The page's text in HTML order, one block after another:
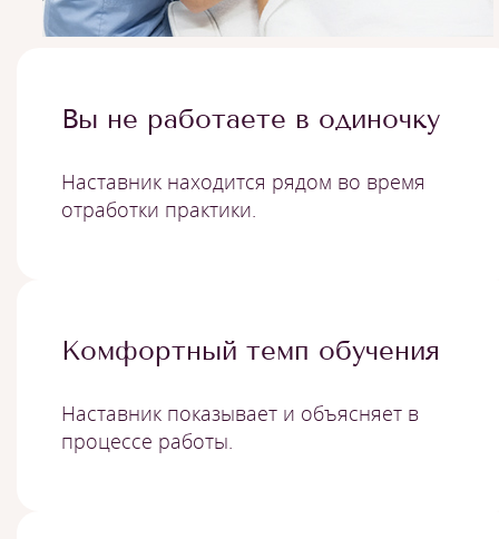
Вы не работаете в одиночку
Наставник находится рядом во время
отработки практики.
Комфортный темп обучения
Наставник показывает и объясняет в
процессе работы.